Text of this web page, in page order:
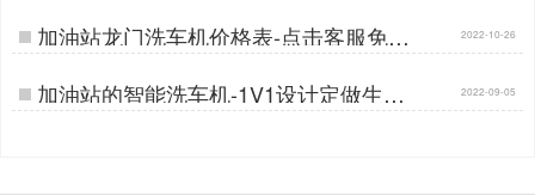
加油站龙门洗车机价格表-点击客服免费
发给您[隆茂鑫晟]…
2022-10-26
加油站的智能洗车机-1V1设计定做生产
[隆茂鑫晟]…
2022-09-05